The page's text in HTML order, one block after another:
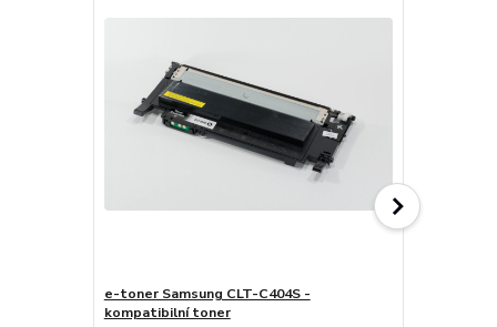
e-toner Samsung CLT-C404S -
kompatibilní toner